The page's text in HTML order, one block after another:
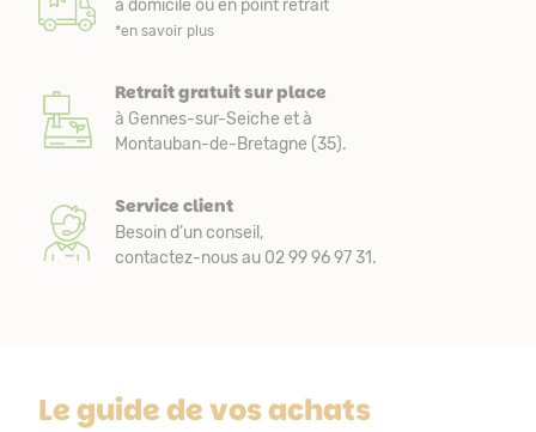
à domicile ou en point retrait
*en savoir plus
Retrait gratuit sur place
à Gennes-sur-Seiche et à
Montauban-de-Bretagne (35).
Service client
Besoin d’un conseil,
contactez-nous au 02 99 96 97 31.
Le guide de vos achats